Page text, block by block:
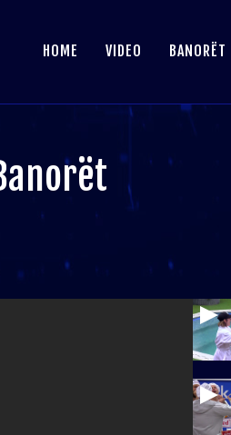
HOME VIDEO BANORËT